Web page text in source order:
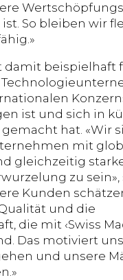
So bleiben wir
damit beispielhaft
ist und sich in
hat. «Wir
mit
gleichzeitig
zu sein»,
Kunden
und die
die mit ‹Swiss
Das motiviert
und unsere